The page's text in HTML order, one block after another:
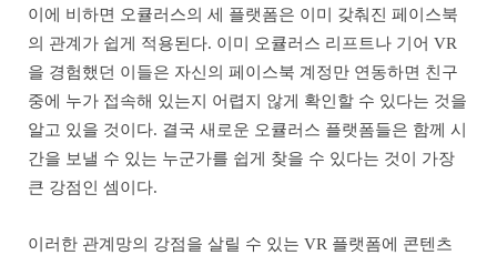
이에 비하면 오큘러스의 세 플랫폼은 이미 갖춰진 페이스북
의 관계가 쉽게 적용된다. 이미 오큘러스 리프트나 기어 VR
을 경험했던 이들은 자신의 페이스북 계정만 연동하면 친구
중에 누가 접속해 있는지 어렵지 않게 확인할 수 있다는 것을
알고 있을 것이다. 결국 새로운 오큘러스 플랫폼들은 함께 시
간을 보낼 수 있는 누군가를 쉽게 찾을 수 있다는 것이 가장
큰 강점인 셈이다.
이러한 관계망의 강점을 살릴 수 있는 VR 플랫폼에 콘텐츠